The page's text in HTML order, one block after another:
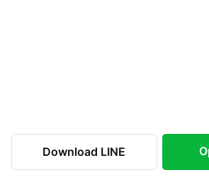
Download LINE